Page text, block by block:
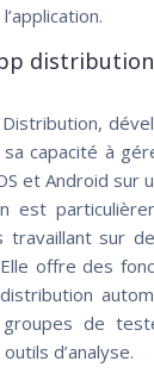
capacité à
et Android sur
est
travaillant sur
offre des
de
d’analyse.